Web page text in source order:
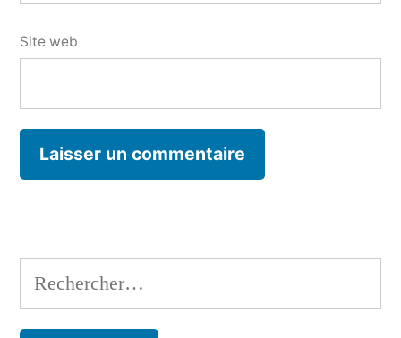
Site web
Rechercher :